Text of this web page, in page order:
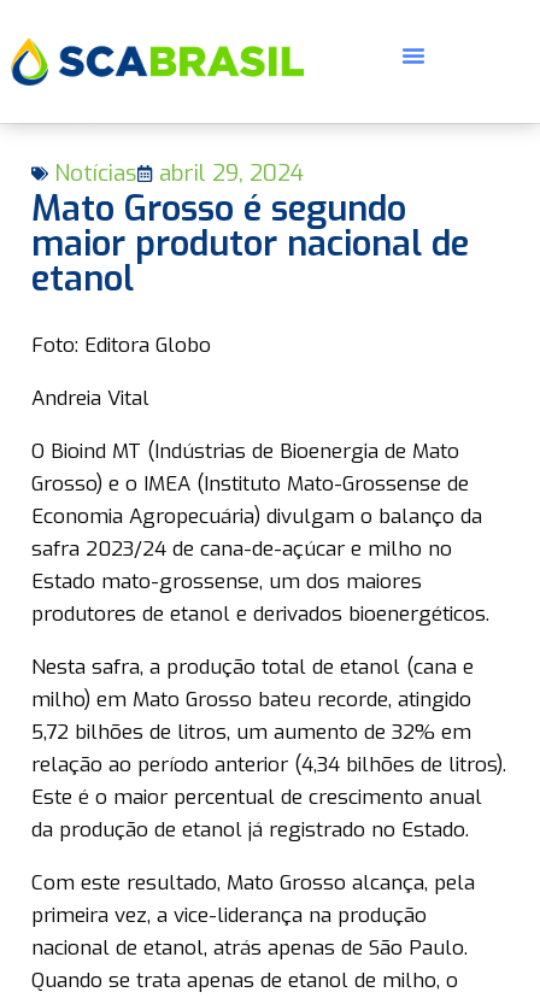
Notícias abril 29, 2024
Mato Grosso é segundo
maior produtor nacional de
etanol
Foto: Editora Globo
Andreia Vital
O Bioind MT (Indústrias de Bioenergia de Mato
Grosso) e o IMEA (Instituto Mato-Grossense de
Economia Agropecuária) divulgam o balanço da
safra 2023/24 de cana-de-açúcar e milho no
Estado mato-grossense, um dos maiores
produtores de etanol e derivados bioenergéticos.
Nesta safra, a produção total de etanol (cana e
milho) em Mato Grosso bateu recorde, atingido
5,72 bilhões de litros, um aumento de 32% em
relação ao período anterior (4,34 bilhões de litros).
Este é o maior percentual de crescimento anual
da produção de etanol já registrado no Estado.
Com este resultado, Mato Grosso alcança, pela
primeira vez, a vice-liderança na produção
nacional de etanol, atrás apenas de São Paulo.
Quando se trata apenas de etanol de milho, o